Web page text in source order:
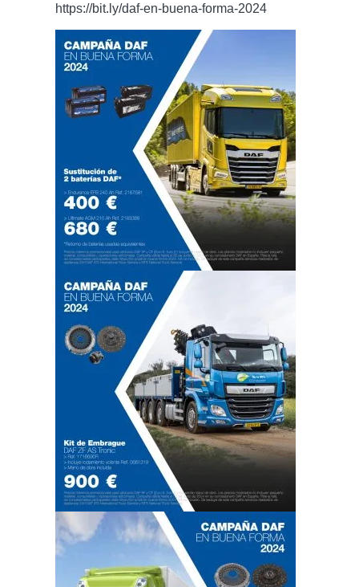
https://bit.ly/daf-en-buena-forma-2024